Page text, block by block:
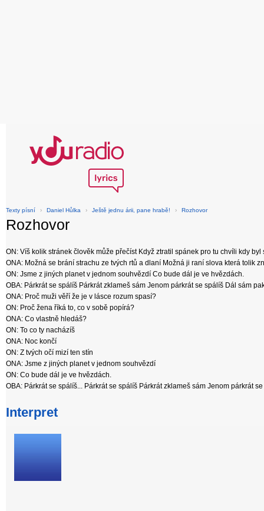
Texty písní › Daniel Hůlka › Ještě jednu árii, pane hrabě! › Rozhovor
Rozhovor
ON: Víš kolik stránek člověk může přečíst Když ztratil spánek pro tu chvíli kdy
ONA: Možná se brání strachu ze tvých rtů a dlaní Možná ji raní slova která tolik
ON: Jsme z jiných planet v jednom souhvězdí Co bude dál je ve hvězdách.
OBA: Párkrát se spálíš Párkrát zklameš sám Jenom párkrát se spálíš Dál sám
ONA: Proč muži věří že je v lásce rozum spasí?
ON: Proč žena říká to, co v sobě popírá?
ONA: Co vlastně hledáš?
ON: To co ty nacházíš
ONA: Noc končí
ON: Z tvých očí mizí ten stín
ONA: Jsme z jiných planet v jednom souhvězdí
ON: Co bude dál je ve hvězdách.
OBA: Párkrát se spálíš... Párkrát se spálíš Párkrát zklameš sám Jenom párkrát
Interpret